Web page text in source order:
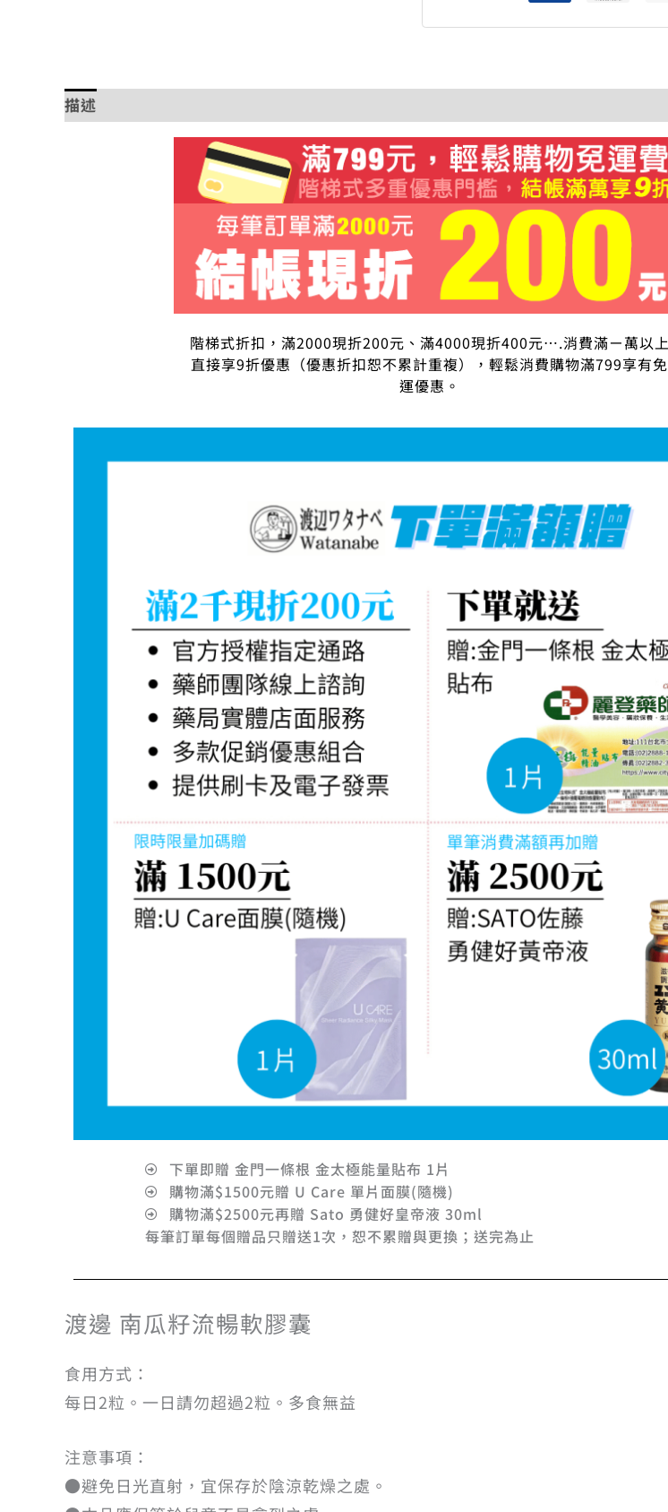
描述
階梯式折扣，滿2000現折200元、滿4000現折400元….消費滿ㄧ萬以上
直接享9折優惠（優惠折扣恕不累計重複），輕鬆消費購物滿799享有免
運優惠。
下單即贈 金門一條根 金太極能量貼布 1片
購物滿$1500元贈 U Care 單片面膜(隨機)
購物滿$2500元再贈 Sato 勇健好皇帝液 30ml
每筆訂單每個贈品只贈送1次，恕不累贈與更換；送完為止
渡邊 南瓜籽流暢軟膠囊
食用方式：
每日2粒。一日請勿超過2粒。多食無益
注意事項：
●避免日光直射，宜保存於陰涼乾燥之處。